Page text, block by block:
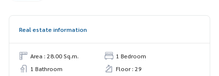
Real estate information
Area : 28.00 Sq.m.
1 Bedroom
1 Bathroom
Floor : 29